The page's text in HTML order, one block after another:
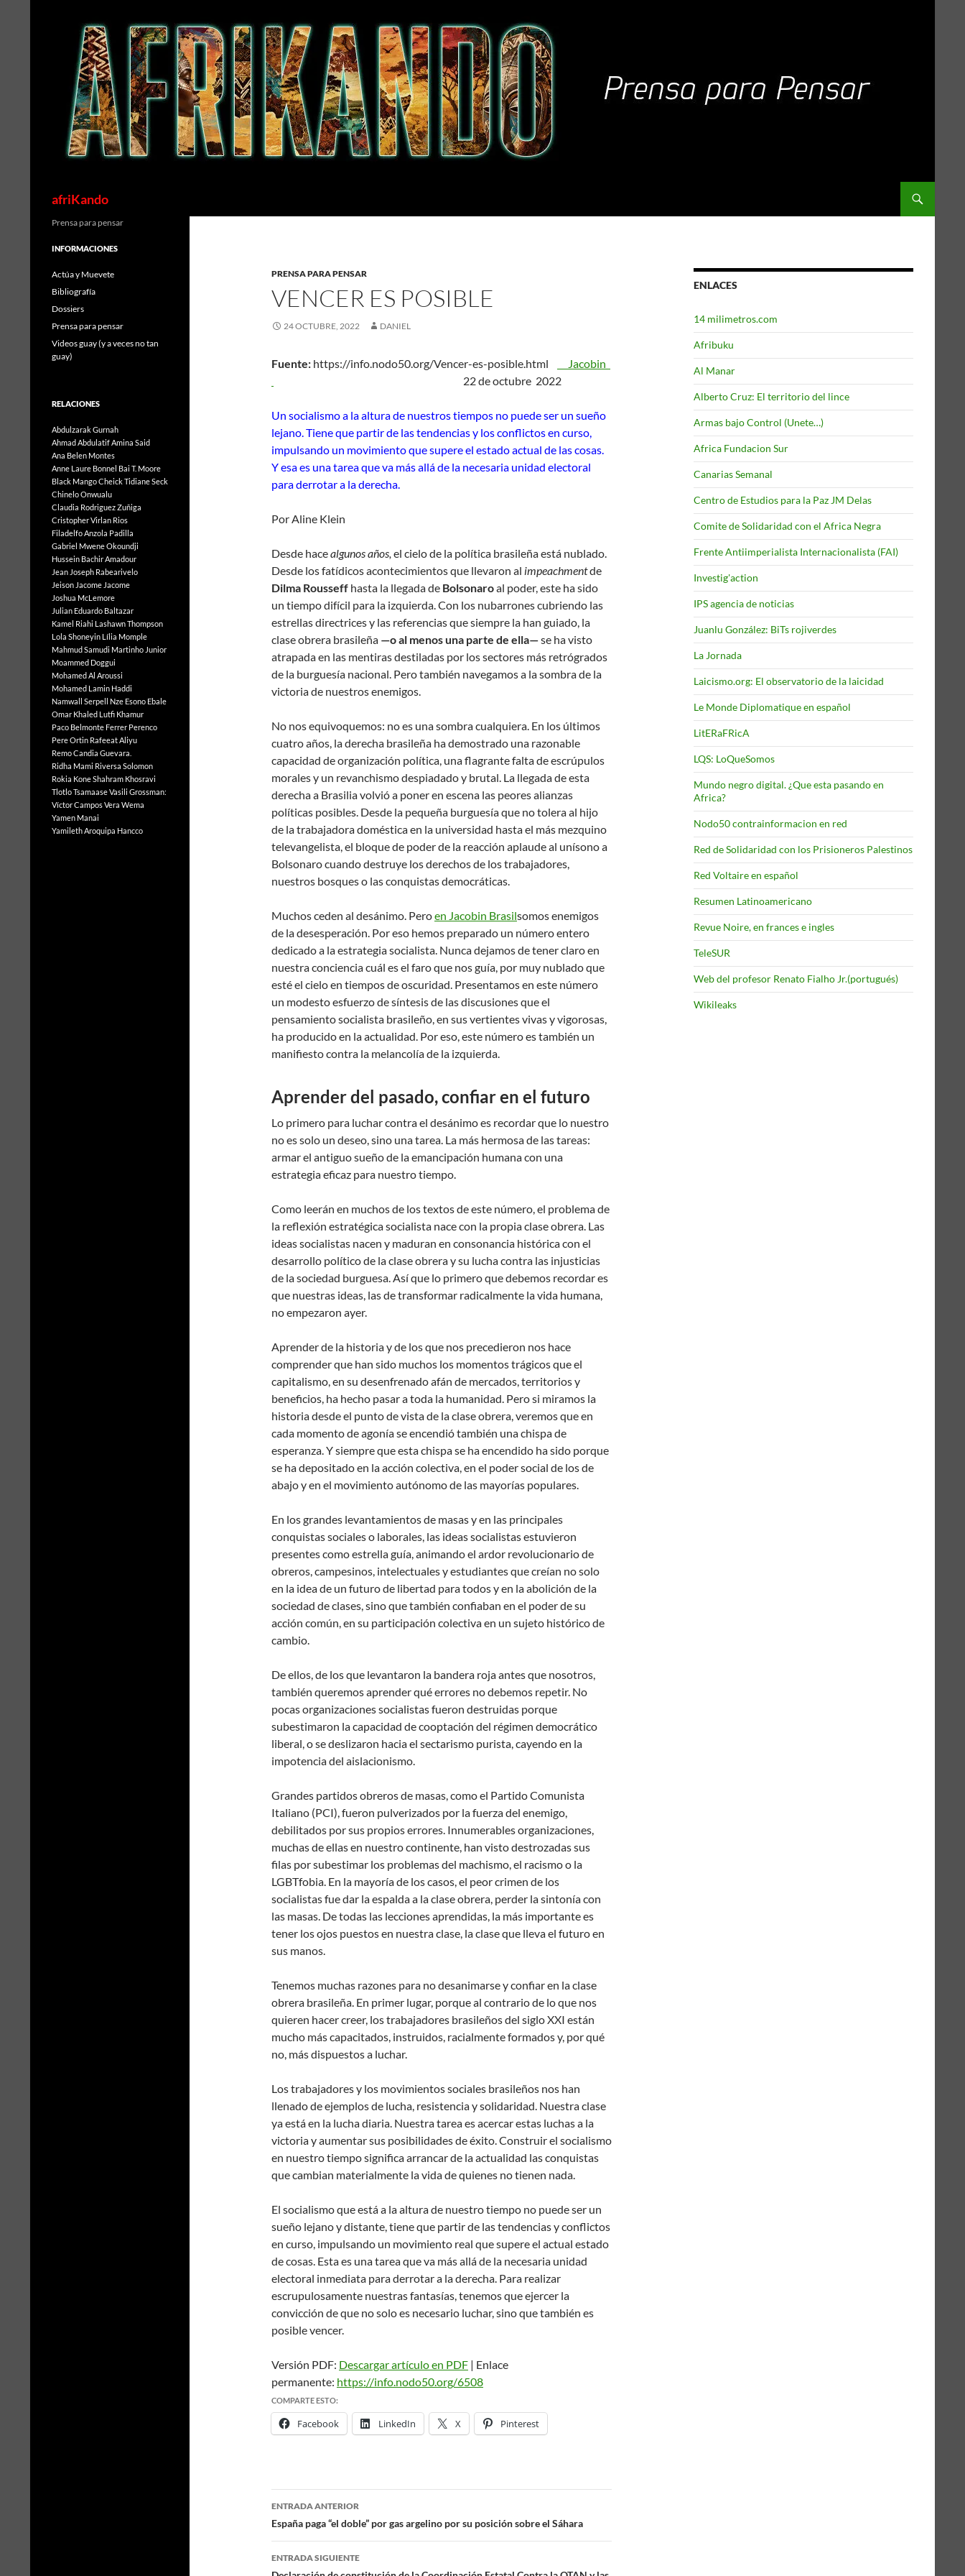
afriKando
PRENSA PARA PENSAR
VENCER ES POSIBLE
24 OCTUBRE, 2022 DANIEL
Fuente: https://info.nodo50.org/Vencer-es-posible.html
Jacobin
22 de octubre 2022
Un socialismo a la altura de nuestros tiempos no puede ser un sueño
lejano. Tiene que partir de las tendencias y los conflictos en curso,
impulsando un movimiento que supere el estado actual de las cosas.
Y esa es una tarea que va más allá de la necesaria unidad electoral
para derrotar a la derecha.
Por Aline Klein
Desde hacealgunos años, el cielo de la política brasileña está nublado.
Desde los fatídicos acontecimientos que llevaron al impeachmentde
Dilma Rousseff hasta la llegada de Bolsonaroal poder, este ha sido
un tiempo difícil para la izquierda. Con los nubarrones cubriendo las
estrellas directrices y las referencias que siempre la han guiado, la
clase obrera brasileña —o al menos una parte de ella—se ha visto
atrapada en las mentiras destiladas por los sectores más retrógrados
de la burguesía nacional. Pero también navegamos a la sombra de la
victoria de nuestros enemigos.
No nos equivoquemos: no es una sombra cualquiera. En los últimos
cuatro años, la derecha brasileña ha demostrado una razonable
capacidad de organización política, una flagrante falta de escrúpulos
morales y un revanchismo despiadado y brutal. La llegada de esta
derecha a Brasilia volvió a poner en escena las peores alianzas
políticas posibles. Desde la pequeña burguesía que no tolera al hijo
de la trabajadora doméstica en la universidad hasta el más mezquino
televangelista, el bloque de poder de la reacción aplaude al unísono a
Bolsonaro cuando destruye los derechos de los trabajadores,
nuestros bosques o las conquistas democráticas.
Muchos ceden al desánimo. Peroen Jacobin Brasilsomos enemigos
de la desesperación. Por eso hemos preparado un número entero
dedicado a la estrategia socialista. Nunca dejamos de tener claro en
nuestra conciencia cuál es el faro que nos guía, por muy nublado que
esté el cielo en tiempos de oscuridad. Presentamos en este número
un modesto esfuerzo de síntesis de las discusiones que el
pensamiento socialista brasileño, en sus vertientes vivas y vigorosas,
ha producido en la actualidad. Por eso, este número es también un
manifiesto contra la melancolía de la izquierda.
Aprender del pasado, confiar en el futuro
Lo primero para luchar contra el desánimo es recordar que lo nuestro
no es solo un deseo, sino una tarea. La más hermosa de las tareas:
armar el antiguo sueño de la emancipación humana con una
estrategia eficaz para nuestro tiempo.
Como leerán en muchos de los textos de este número, el problema de
la reflexión estratégica socialista nace con la propia clase obrera. Las
ideas socialistas nacen y maduran en consonancia histórica con el
desarrollo político de la clase obrera y su lucha contra las injusticias
de la sociedad burguesa. Así que lo primero que debemos recordar es
que nuestras ideas, las de transformar radicalmente la vida humana,
no empezaron ayer.
Aprender de la historia y de los que nos precedieron nos hace
comprender que han sido muchos los momentos trágicos que el
capitalismo, en su desenfrenado afán de mercados, territorios y
beneficios, ha hecho pasar a toda la humanidad. Pero si miramos la
historia desde el punto de vista de la clase obrera, veremos que en
cada momento de agonía se encendió también una chispa de
esperanza. Y siempre que esta chispa se ha encendido ha sido porque
se ha depositado en la acción colectiva, en el poder social de los de
abajo y en el movimiento autónomo de las mayorías populares.
En los grandes levantamientos de masas y en las principales
conquistas sociales o laborales, las ideas socialistas estuvieron
presentes como estrella guía, animando el ardor revolucionario de
obreros, campesinos, intelectuales y estudiantes que creían no solo
en la idea de un futuro de libertad para todos y en la abolición de la
sociedad de clases, sino que también confiaban en el poder de su
acción común, en su participación colectiva en un sujeto histórico de
cambio.
De ellos, de los que levantaron la bandera roja antes que nosotros,
también queremos aprender qué errores no debemos repetir. No
pocas organizaciones socialistas fueron destruidas porque
subestimaron la capacidad de cooptación del régimen democrático
liberal, o se deslizaron hacia el sectarismo purista, cayendo en la
impotencia del aislacionismo.
Grandes partidos obreros de masas, como el Partido Comunista
Italiano (PCI), fueron pulverizados por la fuerza del enemigo,
debilitados por sus propios errores. Innumerables organizaciones,
muchas de ellas en nuestro continente, han visto destrozadas sus
filas por subestimar los problemas del machismo, el racismo o la
LGBTfobia. En la mayoría de los casos, el peor crimen de los
socialistas fue dar la espalda a la clase obrera, perder la sintonía con
las masas. De todas las lecciones aprendidas, la más importante es
tener los ojos puestos en nuestra clase, la clase que lleva el futuro en
sus manos.
Tenemos muchas razones para no desanimarse y confiar en la clase
obrera brasileña. En primer lugar, porque al contrario de lo que nos
quieren hacer creer, los trabajadores brasileños del siglo XXI están
mucho más capacitados, instruidos, racialmente formados y, por qué
no, más dispuestos a luchar.
Los trabajadores y los movimientos sociales brasileños nos han
llenado de ejemplos de lucha, resistencia y solidaridad. Nuestra clase
ya está en la lucha diaria. Nuestra tarea es acercar estas luchas a la
victoria y aumentar sus posibilidades de éxito. Construir el socialismo
en nuestro tiempo significa arrancar de la actualidad las conquistas
que cambian materialmente la vida de quienes no tienen nada.
El socialismo que está a la altura de nuestro tiempo no puede ser un
sueño lejano y distante, tiene que partir de las tendencias y conflictos
en curso, impulsando un movimiento real que supere el actual estado
de cosas. Esta es una tarea que va más allá de la necesaria unidad
electoral inmediata para derrotar a la derecha. Para realizar
escrupulosamente nuestras fantasías, tenemos que ejercer la
convicción de que no solo es necesario luchar, sino que también es
posible vencer.
Versión PDF: Descargar artículo en PDF | Enlace
permanente: https://info.nodo50.org/6508
COMPARTE ESTO:
Facebook LinkedIn X Pinterest
Navegación
de
ENTRADA ANTERIOR
España paga “el doble” por gas argelino por su posición sobre el Sáhara
ENTRADA SIGUIENTE
ENLACES
14 milimetros.com
Afribuku
Al Manar
Alberto Cruz: El territorio del lince
Armas bajo Control (Unete…)
Africa Fundacion Sur
Canarias Semanal
Centro de Estudios para la Paz JM Delas
Comite de Solidaridad con el Africa Negra
Frente Antiimperialista Internacionalista (FAI)
Investig'action
IPS agencia de noticias
Juanlu González: BiTs rojiverdes
La Jornada
Laicismo.org: El observatorio de la laicidad
Le Monde Diplomatique en español
LitERaFRicA
LQS: LoQueSomos
Mundo negro digital. ¿Que esta pasando en
Africa?
Nodo50 contrainformacion en red
Red de Solidaridad con los Prisioneros Palestinos
Red Voltaire en español
Resumen Latinoamericano
Revue Noire, en frances e ingles
TeleSUR
Web del profesor Renato Fialho Jr.(portugués)
Wikileaks
Prensa para pensar
INFORMACIONES
Actúa y Muevete
Bibliografía
Dossiers
Prensa para pensar
Videos guay (y a veces no tan
guay)
RELACIONES
Abdulzarak Gurnah
Ahmad AbdulatifAmina Said
Ana Belen Montes
Anne Laure Bonnel Bai T. Moore
Black MangoCheick Tidiane Seck
Chinelo Onwualu
Claudia Rodriguez Zuñiga
Cristopher Virlan Rios
Filadelfo Anzola Padilla
Gabriel Mwene Okoundji
Hussein Bachir Amadour
Jean Joseph Rabearivelo
Jeison Jacome Jacome
Joshua McLemore
Julian Eduardo Baltazar
Kamel Riahi Lashawn Thompson
Lola Shoneyin Lília Momple
Mahmud Samudi Martinho Junior
Moammed Doggui
Mohamed Al Aroussi
Mohamed Lamin Haddi
Namwall Serpell Nze Esono Ebale
Omar Khaled Lutfi Khamur
Paco Belmonte Ferrer Perenco
Pere Ortin Rafeeat Aliyu
Remo Candia Guevara.
Ridha Mami Riversa Solomon
Rokia KoneShahram Khosravi
Tlotlo TsamaaseVasili Grossman:
Víctor Campos Vera Wema
Yamen Manai
Yamileth Aroquipa Hancco